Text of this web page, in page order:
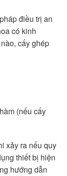
điều trị an
có kinh
cấy ghép
(nếu cấy
xảy ra nếu quy
thiết bị hiện
hướng dẫn